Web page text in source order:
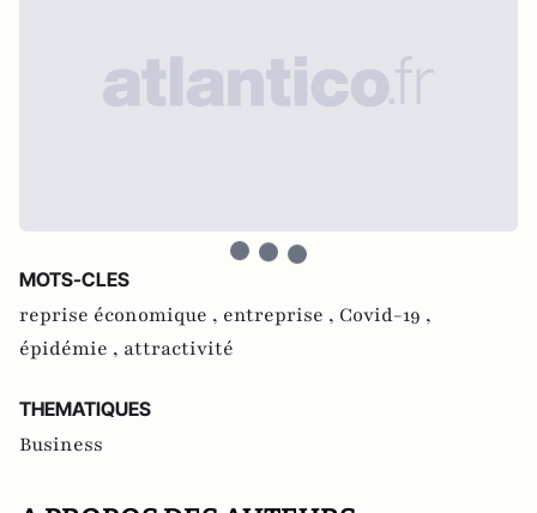
MOTS-CLES
reprise économique , entreprise , Covid-19 ,
épidémie , attractivité
THEMATIQUES
Business